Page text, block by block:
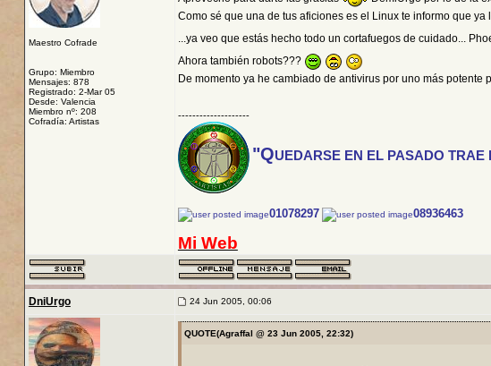
Maestro Cofrade
Grupo: Miembro
Mensajes: 878
Registrado: 2-Mar 05
Desde: Valencia
Miembro nº: 208
Cofradía: Artistas
Como sé que una de tus aficiones es el Linux te informo que
...ya veo que estás hecho todo un cortafuegos de cuidado...
Ahora también robots???
De momento ya he cambiado de antivirus por uno más
--------------------
"QUEDARSE EN EL PASADO TRAE
01078297 08936463
Mi Web
DniUrgo 24 Jun 2005, 00:06
QUOTE(Agraffal @ 23 Jun 2005, 22:32)